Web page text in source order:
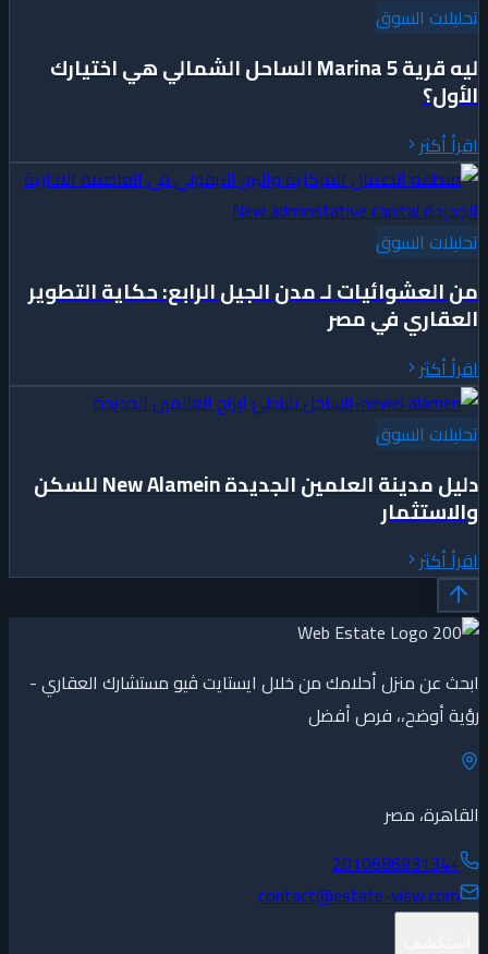
تحليلات السوق
ليه قرية Marina 5 الساحل الشمالي هي اختيارك
الأول؟
اقرأ أكثر
تحليلات السوق
من العشوائيات لـ مدن الجيل الرابع: حكاية التطوير
العقاري في مصر
اقرأ أكثر
تحليلات السوق
دليل مدينة العلمين الجديدة New Alamein للسكن
والاستثمار
اقرأ أكثر
ابحث عن منزل أحلامك من خلال ايستايت ڤيو مستشارك العقاري -
رؤية أوضح،، فرص أفضل
القاهرة، مصر
+201068693134
contact@estate-view.com